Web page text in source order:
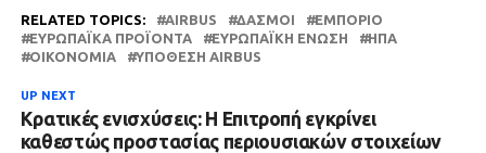
RELATED TOPICS: AIRBUS ΔΑΣΜΟΊ
ΕΜΠΌΡΙΟ
ΕΥΡΩΠΑΪΚΆ ΠΡΟΪΌΝΤΑ
ΕΥΡΩΠΑΪΚΉ ΈΝΩΣΗ
ΗΠΑ
ΟΙΚΟΝΟΜΊΑ
ΥΠΌΘΕΣΗ AIRBUS
UP NEXT
Κρατικές ενισχύσεις: Η Επιτροπή εγκρίνει
καθεστώς προστασίας περιουσιακών στοιχείων